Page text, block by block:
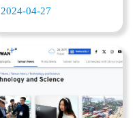
科技數位轉型系列講
座」。首場課程AI+創意
行銷邀請多位資深媒體
專家分享行銷趨勢及行
銷科技。元宇宙新媒體
科技發展理事長鄒淑文
2024-04-27